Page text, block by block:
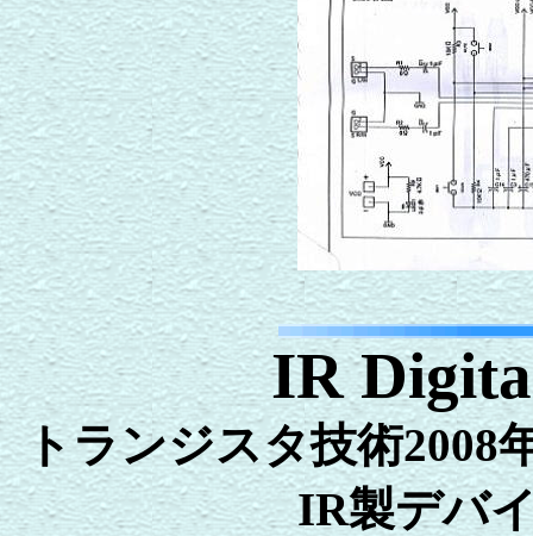
IR
トランジスタ技術2008
IR製デバ